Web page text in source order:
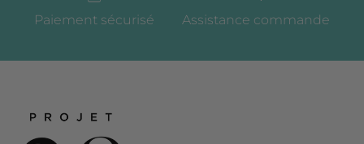
Paiement sécurisé Assistance commande